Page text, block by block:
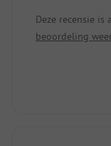
geen 2
kaarten bij de
toegewezen.
beslist. We
Deze recensie is
beoordeling